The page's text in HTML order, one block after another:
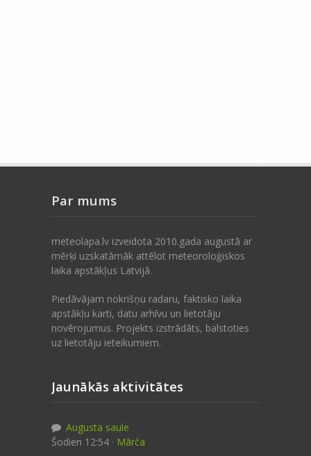
Par mums
meteolapa.lv izveidota 2010.gada augustā ar
mērķi uzskatāmāk attēlot meteoroloģiskos
laika apstākļus Latvijā.
Piedāvājam nokrišņu radaru, faktisko laika
apstākļu karti, datu arhīvu un lietotāju
novērojumus. Projekts izstrādāts, balstoties
uz lietotāju ieteikumiem.
Jaunākās aktivitātes
Augusta saule
Šodien 12:54 · Mārča